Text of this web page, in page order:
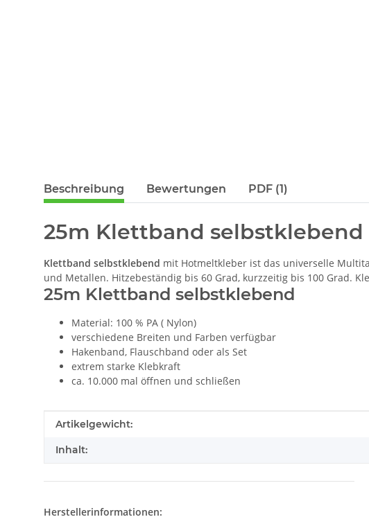
Beschreibung Bewertungen PDF (1)
25m Klettband
Klettband selbstklebend mit Hotmeltkleber ist das universelle
und Metallen. Hitzebeständig bis 60 Grad, kurzzeitig bis 100 Grad.
25m Klettband selbstklebend
Material: 100 % PA ( Nylon)
verschiedene Breiten und Farben verfügbar
Hakenband, Flauschband oder als Set
extrem starke Klebkraft
ca. 10.000 mal öffnen und schließen
Produkteigenschaft
Wert
Artikelgewicht:
Inhalt:
Herstellerinformationen: